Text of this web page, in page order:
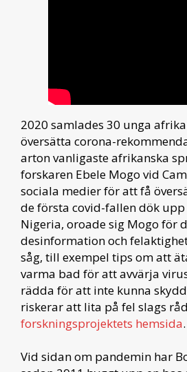
2020 samlades 30 unga
översätta corona-
arton vanligaste afrikanska
forskaren Ebele Mogo vid
sociala medier för att få
de första covid-fallen dök
Nigeria, oroade sig Mogo för
desinformation och
såg, till exempel tips om att
varma bad för att avvärja
rädda för att inte kunna
riskerar att lita på fel slags
forskningsprojektets hemsida.
Vid sidan om pandemin har